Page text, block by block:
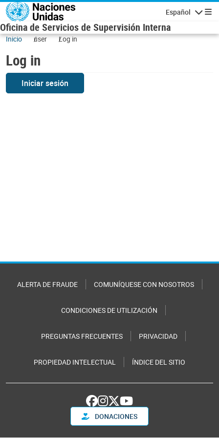
Skip to main content
Español
Oficina de Servicios de Supervisión Interna
Inicio user Log in
Log in
Iniciar sesión
ALERTA DE FRAUDE COMUNÍQUESE CON NOSOTROS
CONDICIONES DE UTILIZACIÓN
PREGUNTAS FRECUENTES PRIVACIDAD
PROPIEDAD INTELECTUAL ÍNDICE DEL SITIO
DONACIONES